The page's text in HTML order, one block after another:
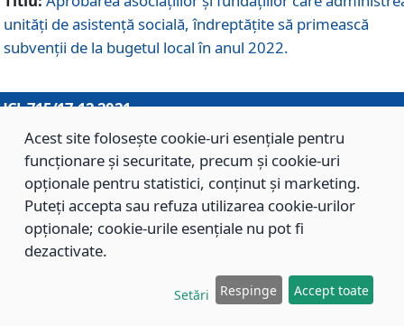
unităţi de asistenţă socială, îndreptăţite să primească
subvenţii de la bugetul local în anul 2022.
715/17.12.2021
Titlu: Aprobarea Planului de acţiuni sau lucrări de interes
local pentru anul 2022.
714/17.12.2021
Titlu: Modificarea Anexei la H.C.L. nr. 709/2020 privind
aprobarea Regulamentului de Organizare şi Funcţionare
Direcţiei de Asistenţă Socială Braşov.
Acest site folosește cookie-uri esențiale pentru
funcționare și securitate, precum și cookie-uri
opționale pentru statistici, conținut și marketing.
Puteți accepta sau refuza utilizarea cookie-urilor
opționale; cookie-urile esențiale nu pot fi
dezactivate.
Setări Respinge Accept toate